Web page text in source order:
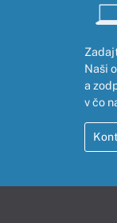
Naši
a
v čo